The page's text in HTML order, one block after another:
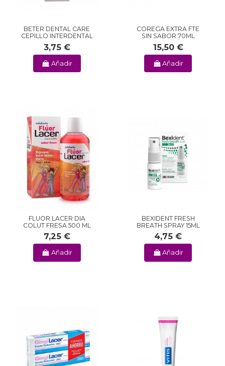
BETER DENTAL CARE
CEPILLO INTERDENTAL
3,75 €
Añadir
COREGA EXTRA FTE
SIN SABOR 70ML
15,50 €
Añadir
FLUOR LACER DIA
COLUT FRESA 500 ML
7,25 €
Añadir
BEXIDENT FRESH
BREATH SPRAY 15ML
4,75 €
Añadir